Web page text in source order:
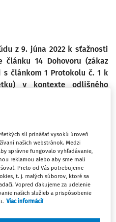
z 9. júna 2022 k sťažnosti
článku14 Dohovoru (zákaz
článkom 1 Protokolu č. 1 k
v kontexte odlišného
pre osoby bez štátneho
1938 a 1942 a žijú v
roku 1996 Lotyšsko vytvorilo
ktorý zohľadňoval
nadobudnutím nezávislosti
sa zohľadňovalo pracovné
síl prinášať vysokú úroveň
našich webstránok. Medzi
správne fungovalo vyhľadávanie,
reklamou alebo aby sme mali
Preto od Vás potrebujeme
t. j. malých súborov, ktoré sa
Vopred ďakujeme za udelenie
našich služieb a prispôsobenie
Viac informácií